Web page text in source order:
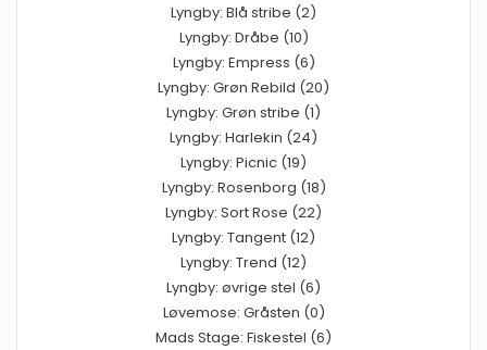
Lyngby: Blå stribe (2)
Lyngby: Dråbe (10)
Lyngby: Empress (6)
Lyngby: Grøn Rebild (20)
Lyngby: Grøn stribe (1)
Lyngby: Harlekin (24)
Lyngby: Picnic (19)
Lyngby: Rosenborg (18)
Lyngby: Sort Rose (22)
Lyngby: Tangent (12)
Lyngby: Trend (12)
Lyngby: øvrige stel (6)
Løvemose: Gråsten (0)
Mads Stage: Fiskestel (6)